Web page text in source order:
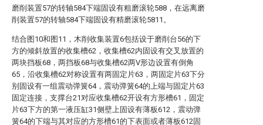
磨削装置57的转轴584下端固设有粗磨滚轮588，在远离磨
削装置57的转轴584下端固设有精磨滚轮5811。
结合图10和图11，木削收集装置6包括设于磨削台56的下
方的倾斜放置的收集槽62，收集槽62内固设有交叉放置的
两块挡板68，两挡板68与收集槽62两V形边设置有倒角
65，沿收集槽62对称设置有两固定片63，两固定片63下分
别固设有一组震动弹簧64，震动弹簧64的上端与固定片63
固定连接，支撑台21对应收集槽62开设有方形槽61，固定
片63下方的第一液压缸31侧壁上固设有薄板612，震动弹
簧64的下端与其对应的方形槽61的下表面或者薄板612固